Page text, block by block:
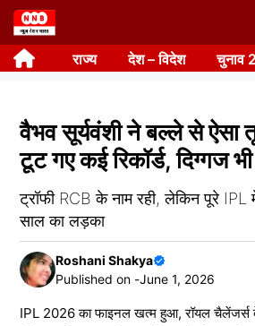
Skip
to
content राज्य देश – विदेश चुनाव
वैभव सूर्यवंशी ने बल्ले से ऐसा
टूट गए कई रिकॉर्ड, दिग्गज
ट्रॉफी RCB के नाम रही, लेकिन पूरे IPL
साल का लड़का
Roshani Shakya
Published on -June 1, 2026
IPL 2026 का फाइनल खत्म हुआ, रॉयल चैलेंजर्स